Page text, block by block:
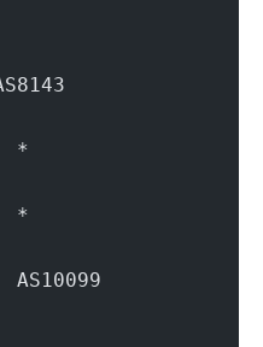
*
*
AS10099